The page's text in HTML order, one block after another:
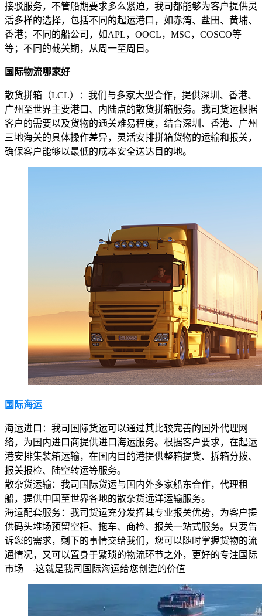
接驳服务，不管船期要求多么紧迫，我司都能够为客户提供灵
活多样的选择，包括不同的起运港口，如赤湾、盐田、黄埔、
香港；不同的船公司，如APL，OOCL，MSC，COSCO等
等；不同的截关期，从周一至周日。
国际物流哪家好
散货拼箱（LCL）：我们与多家大型合作，提供深圳、香港、
广州至世界主要港口、内陆点的散货拼箱服务。我司货运根据
客户的需要以及货物的通关难易程度，结合深圳、香港、广州
三地海关的具体操作差异，灵活安排拼箱货物的运输和报关，
确保客户能够以最低的成本安全送达目的地。
国际海运
海运进口：我司国际货运可以通过其比较完善的国外代理网
络，为国内进口商提供进口海运服务。根据客户要求，在起运
港安排集装箱运输，在国内目的港提供整箱提货、拆箱分拨、
报关报检、陆空转运等服务。
散杂货运输：我司国际货运与国内外多家船东合作，代理租
船，提供中国至世界各地的散杂货远洋运输服务。
海运配套服务：我司货运充分发挥其专业报关优势，为客户提
供码头堆场预留空柜、拖车、商检、报关一站式服务。只要告
诉您的需求，剩下的事情交给我们，您可以随时掌握货物的流
通情况，又可以置身于繁琐的物流环节之外，更好的专注国际
市场—-这就是我司国际海运给您创造的价值